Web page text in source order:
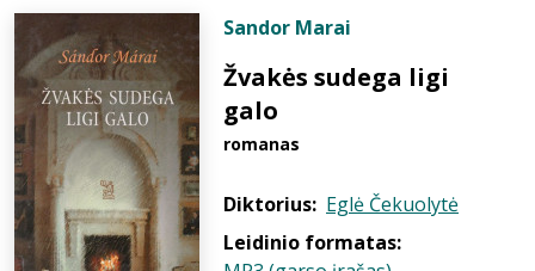
Sandor Marai
Žvakės sudega ligi
galo
romanas
Diktorius: Eglė Čekuolytė
Leidinio formatas: